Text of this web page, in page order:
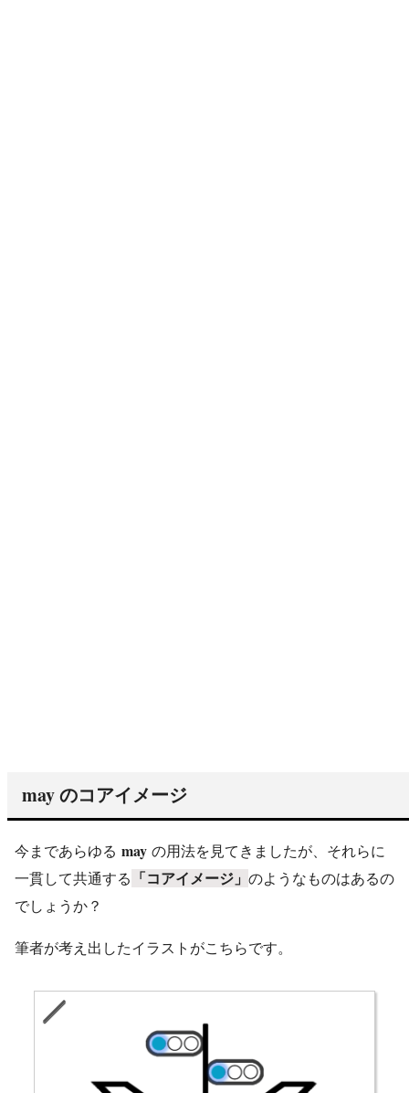
may のコアイメージ
今まであらゆる may の用法を見てきましたが、それらに
一貫して共通する 「コアイメージ」 のようなものはあるの
でしょうか？
筆者が考え出したイラストがこちらです。